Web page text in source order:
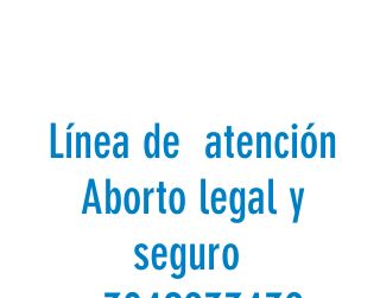
Línea de atención
Aborto legal y
seguro